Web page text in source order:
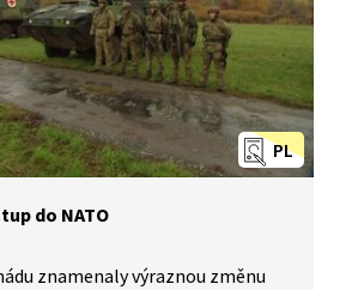
PL
do NATO
znamenaly výraznou změnu